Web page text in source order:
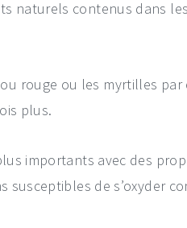
naturels contenus dans
rouge ou les myrtilles par
plus.
importants avec des
susceptibles de s’oxyder